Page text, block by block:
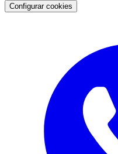
Configurar cookies